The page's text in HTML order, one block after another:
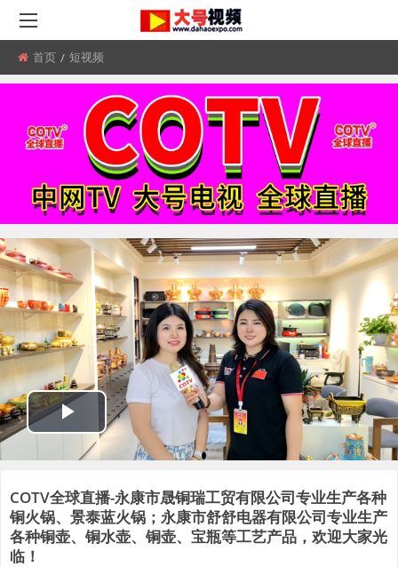
首页
所
在
短视频
COTV全球直播-永康市晟铜瑞工贸有限公司专业生产各种
铜火锅、景泰蓝火锅；永康市舒舒电器有限公司专业生产
各种铜壶、铜水壶、铜壶、宝瓶等工艺产品，欢迎大家光
临！